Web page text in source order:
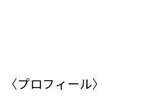
〈プロフィール〉